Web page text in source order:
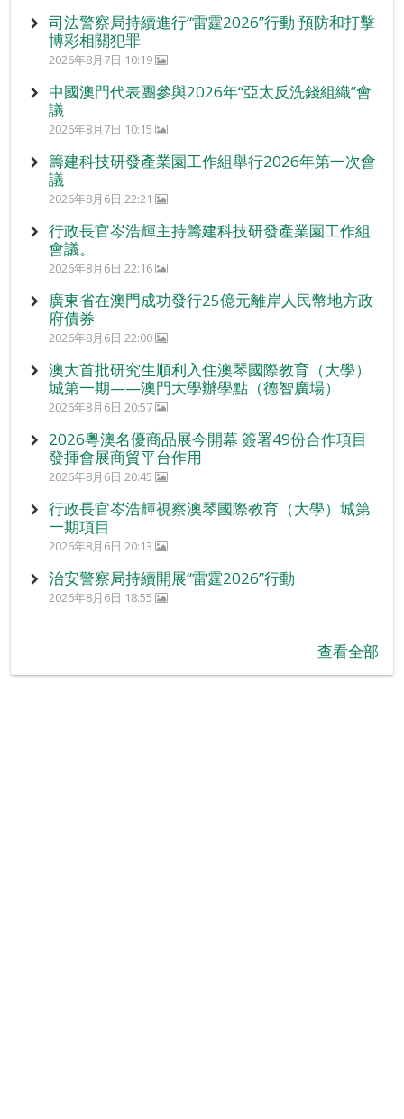
司法警察局持續進行“雷霆2026”行動 預防和打擊
博彩相關犯罪
2026年8月7日 10:19
中國澳門代表團參與2026年“亞太反洗錢組織”會
議
2026年8月7日 10:15
籌建科技研發產業園工作組舉行2026年第一次會
議
2026年8月6日 22:21
行政長官岑浩輝主持籌建科技研發產業園工作組
會議。
2026年8月6日 22:16
廣東省在澳門成功發行25億元離岸人民幣地方政
府債券
2026年8月6日 22:00
澳大首批研究生順利入住澳琴國際教育（大學）
城第一期——澳門大學辦學點（德智廣場）
2026年8月6日 20:57
2026粵澳名優商品展今開幕 簽署49份合作項目
發揮會展商貿平台作用
2026年8月6日 20:45
行政長官岑浩輝視察澳琴國際教育（大學）城第
一期項目
2026年8月6日 20:13
治安警察局持續開展“雷霆2026”行動
2026年8月6日 18:55
查看全部